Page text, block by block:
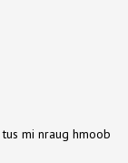
mi nraug hmoob